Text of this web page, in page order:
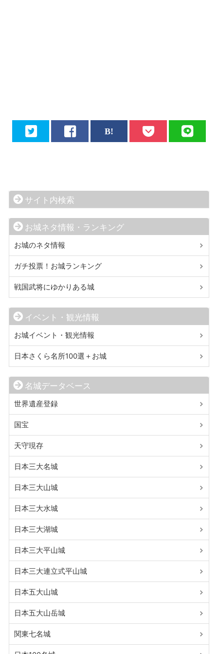
サイト内検索
お城ネタ情報・ランキング
お城のネタ情報
ガチ投票！お城ランキング
戦国武将にゆかりある城
イベント・観光情報
お城イベント・観光情報
日本さくら名所100選＋お城
名城データベース
世界遺産登録
国宝
天守現存
日本三大名城
日本三大山城
日本三大水城
日本三大湖城
日本三大平山城
日本三大連立式平山城
日本五大山城
日本五大山岳城
関東七名城